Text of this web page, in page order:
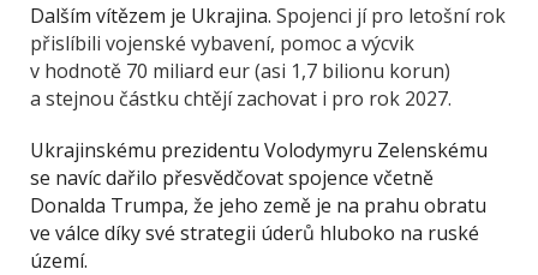
Dalším vítězem je Ukrajina. Spojenci jípro letošní rok
přislíbili vojenské vybavení, pomoc a výcvik
v hodnotě 70 miliard eur (asi 1,7 bilionu korun)
a stejnou částku chtějí zachovat i pro rok 2027.
Ukrajinskému prezidentu Volodymyru Zelenskému
se navíc dařilo přesvědčovat spojence včetně
Donalda Trumpa, že jeho země je na prahu obratu
ve válce díky své strategii úderů hluboko na ruské
území.